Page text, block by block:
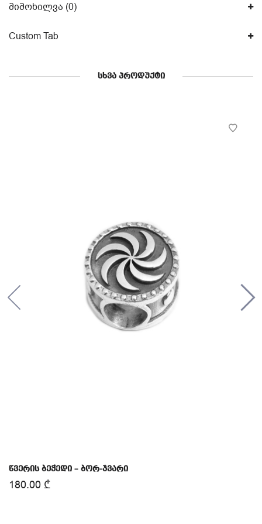
მიმოხილვა (0)
Custom Tab
ᲡᲮᲕᲐ ᲞᲠᲝᲓᲣᲥᲢᲘ
წვერის ბეჭედი – ბორ-ჯვარი
180.00 ₾